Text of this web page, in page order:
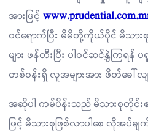
အားဖြင့်
ဝင်ရောက်ပြီး မိမိတို့ကိုယ်ပိုင် မိသားစု
များ ဖန်တီးပြီး ပါဝင်ဆင်နွှဲကြရ
တစ်ဝန်းရှိ လူအများအား ဖိတ်ခေါ်
အဆိုပါ ကမ်ပိန်းသည် မိသားစုတိုင်
ဖြင့် မိသားစုဖြစ်လာပါစေ လိုအပ်